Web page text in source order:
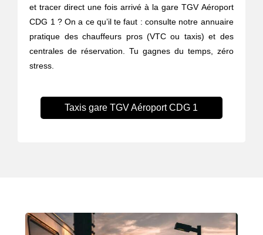
et tracer direct une fois arrivé à la gare TGV Aéroport
CDG 1 ? On a ce qu’il te faut : consulte notre annuaire
pratique des chauffeurs pros (VTC ou taxis) et des
centrales de réservation. Tu gagnes du temps, zéro
stress.
Taxis gare TGV Aéroport CDG 1